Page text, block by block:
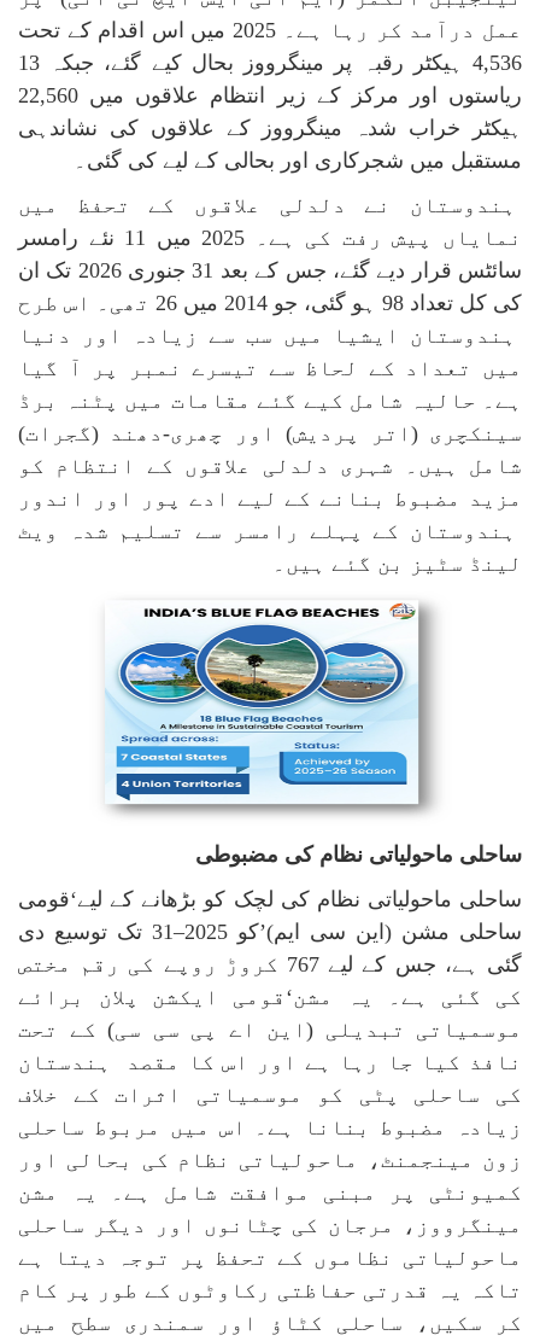
عمل درآمد کر رہا ہے۔ 2025 میں اس اقدام کے تحت
4,536 ہیکٹر رقبہ پر مینگرووز بحال کیے گئے، جبکہ 13
ریاستوں اور مرکز کے زیر انتظام علاقوں میں 22,560
ہیکٹر خراب شدہ مینگرووز کے علاقوں کی نشاندہی
مستقبل میں شجرکاری اور بحالی کے لیے کی گئی۔
ہندوستان نے دلدلی علاقوں کے تحفظ میں
نمایاں پیش رفت کی ہے۔ 2025 میں 11 نئے رامسر
سائٹس قرار دیے گئے، جس کے بعد 31 جنوری 2026 تک ان
کی کل تعداد 98 ہو گئی، جو 2014 میں 26 تھی۔ اس طرح
ہندوستان ایشیا میں سب سے زیادہ اور دنیا
میں تعداد کے لحاظ سے تیسرے نمبر پر آ گیا
ہے۔ حالیہ شامل کیے گئے مقامات میں پٹنہ برڈ
سینکچری (اتر پردیش) اور چھری-دھند (گجرات)
شامل ہیں۔ شہری دلدلی علاقوں کے انتظام کو
مزید مضبوط بنانے کے لیے ادے پور اور اندور
ہندوستان کے پہلے رامسر سے تسلیم شدہ ویٹ
لینڈ سٹیز بن گئے ہیں۔
ساحلی ماحولیاتی نظام کی مضبوطی
ساحلی ماحولیاتی نظام کی لچک کو بڑھانے کے لیے‘قومی
ساحلی مشن (این سی ایم)’کو 2025–31 تک توسیع دی
گئی ہے، جس کے لیے 767 کروڑ روپے کی رقم مختص
کی گئی ہے۔ یہ مشن‘قومی ایکشن پلان برائے
موسمیاتی تبدیلی (این اے پی سی سی) کے تحت
نافذ کیا جا رہا ہے اور اس کا مقصد ہندستان
کی ساحلی پٹی کو موسمیاتی اثرات کے خلاف
زیادہ مضبوط بنانا ہے۔ اس میں مربوط ساحلی
زون مینجمنٹ، ماحولیاتی نظام کی بحالی اور
کمیونٹی پر مبنی موافقت شامل ہے۔ یہ مشن
مینگرووز، مرجان کی چٹانوں اور دیگر ساحلی
ماحولیاتی نظاموں کے تحفظ پر توجہ دیتا ہے
تاکہ یہ قدرتی حفاظتی رکاوٹوں کے طور پر کام
کر سکیں، ساحلی کٹاؤ اور سمندری سطح میں